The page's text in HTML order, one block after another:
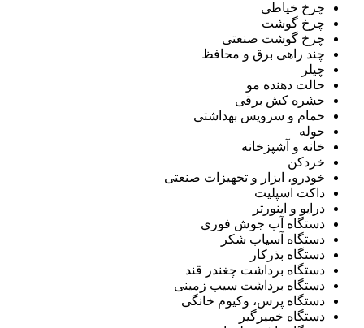
چرخ خیاطی
چرخ گوشت
چرخ گوشت صنعتی
چند راهی برق و محافظ
چیلر
حالت دهنده مو
حشره کش برقی
حمام و سرویس بهداشتی
حوله
خانه و آشپزخانه
خردکن
خودرو، ابزار و تجهیزات صنعتی
داکت اسپلیت
درایو و اینورتر
دستگاه آب جوش فوری
دستگاه آسیاب شکر
دستگاه بذرکار
دستگاه برداشت چغندر قند
دستگاه برداشت سیب زمینی
دستگاه پرس، وکیوم خانگی
دستگاه خمیرگیر